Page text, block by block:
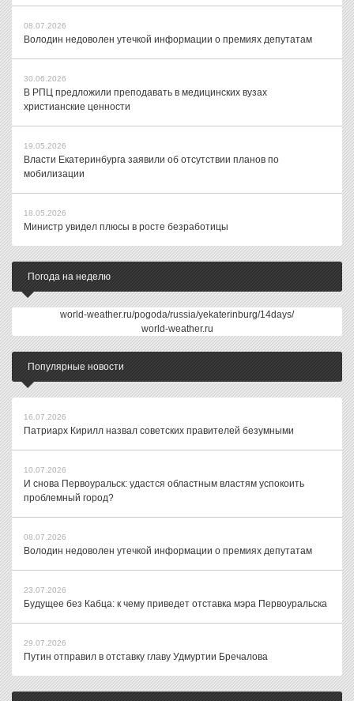
08.07.2026
Володин недоволен утечкой информации о премиях депутатам
30.06.2026
В РПЦ предложили преподавать в медицинских вузах
христианские ценности
19.05.2026
Власти Екатеринбурга заявили об отсутствии планов по
мобилизации
18.05.2026
Министр увидел плюсы в росте безработицы
Погода на неделю
world-weather.ru/pogoda/russia/yekaterinburg/14days/
world-weather.ru
Популярные новости
16.07.2026
Патриарх Кирилл назвал советских правителей безумными
10.07.2026
И снова Первоуральск: удастся областным властям успокоить
проблемный город?
08.07.2026
Володин недоволен утечкой информации о премиях депутатам
23.07.2026
Будущее без Кабца: к чему приведет отставка мэра Первоуральска
29.07.2026
Путин отправил в отставку главу Удмуртии Бречалова